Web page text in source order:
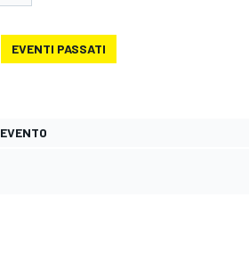
EVENTI PASSATI
EVENTO